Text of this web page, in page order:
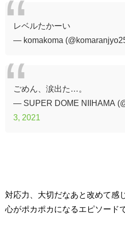
レベルたかーい
— komakoma
ごめん、涙出た…。
— SUPER DOME NIIHAMA
3, 2021
対応力、大切だなあと改めて感
心がポカポカになるエピソード